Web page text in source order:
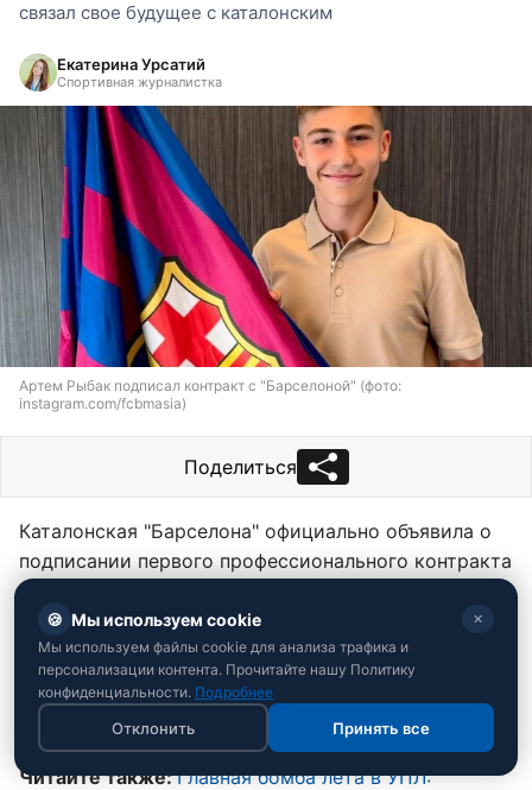
связал свое будущее с каталонским
Екатерина Урсатий
Спортивная журналистка
Артем Рыбак подписал контракт с "Барселоной" (фото:
instagram.com/fcbmasia)
Поделиться
Каталонская "Барселона" официально объявила о
подписании первого профессионального контракта
с перспективным 16-летним украинцем Артемом
Рыбаком.
Об этом сообщаетРБК-Украинасо ссылкой на
официальную страницу академии каталонского
Instagram.
Читайте также:Главная бомба лета в УПЛ:
🍪 Мы используем cookie ✕
Мы используем файлы cookie для анализа трафика и
персонализации контента. Прочитайте нашу Политику
конфиденциальности. Подробнее
Отклонить Принять все